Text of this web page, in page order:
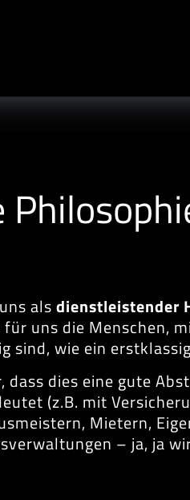
alsdienstleistender
uns die Menschen,
sind, wie ein
dass dies eine gute
(z.B. mit
Mietern,
– ja, ja